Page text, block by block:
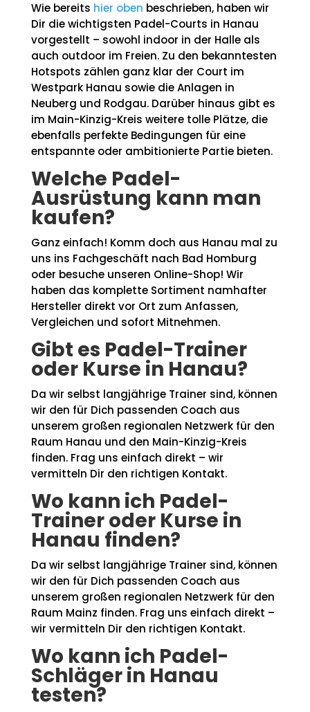
Wie bereits hier oben beschrieben, haben wir
Dir die wichtigsten Padel-Courts in Hanau
vorgestellt – sowohl indoor in der Halle als
auch outdoor im Freien. Zu den bekanntesten
Hotspots zählen ganz klar der Court im
Westpark Hanau sowie die Anlagen in
Neuberg und Rodgau. Darüber hinaus gibt es
im Main-Kinzig-Kreis weitere tolle Plätze, die
ebenfalls perfekte Bedingungen für eine
entspannte oder ambitionierte Partie bieten.
Welche Padel-
Ausrüstung kann man
kaufen?
Ganz einfach! Komm doch aus Hanau mal zu
uns ins Fachgeschäft nach Bad Homburg
oder besuche unseren Online-Shop! Wir
haben das komplette Sortiment namhafter
Hersteller direkt vor Ort zum Anfassen,
Vergleichen und sofort Mitnehmen.
Gibt es Padel-Trainer
oder Kurse in Hanau?
Da wir selbst langjährige Trainer sind, können
wir den für Dich passenden Coach aus
unserem großen regionalen Netzwerk für den
Raum Hanau und den Main-Kinzig-Kreis
finden. Frag uns einfach direkt – wir
vermitteln Dir den richtigen Kontakt.
Wo kann ich Padel-
Trainer oder Kurse in
Hanau finden?
Da wir selbst langjährige Trainer sind, können
wir den für Dich passenden Coach aus
unserem großen regionalen Netzwerk für den
Raum Mainz finden. Frag uns einfach direkt –
wir vermitteln Dir den richtigen Kontakt.
Wo kann ich Padel-
Schläger in Hanau
testen?